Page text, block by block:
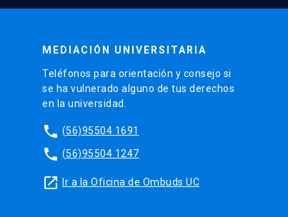
MEDIACIÓN UNIVERSITARIA
Teléfonos para orientación y consejo si
se ha vulnerado alguno de tus derechos
en la universidad.
phone (56)95504 1691
phone (56)95504 1247
launch Ir a la Oficina de Ombuds UC